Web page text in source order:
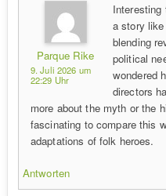
Parque Rike
9. Juli 2026 um
22:29 Uhr
Interesting
a story like
blending
political
wondered
directors
more about the myth or the
fascinating to compare this
adaptations of folk heroes.
Antworten